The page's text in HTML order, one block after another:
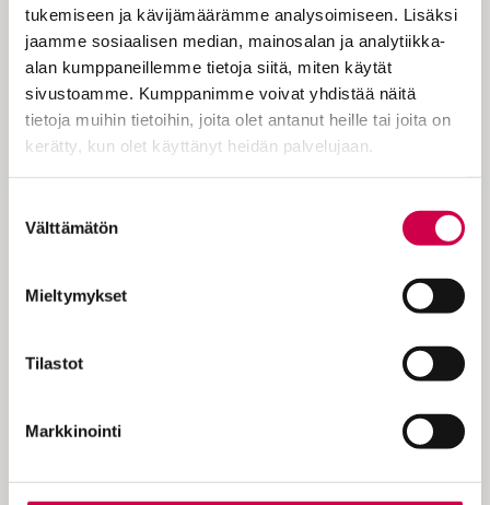
tukemiseen ja kävijämäärämme analysoimiseen. Lisäksi
jaamme sosiaalisen median, mainosalan ja analytiikka-
alan kumppaneillemme tietoja siitä, miten käytät
sivustoamme. Kumppanimme voivat yhdistää näitä
tietoja muihin tietoihin, joita olet antanut heille tai joita on
kerätty, kun olet käyttänyt heidän palvelujaan.
valinta
Välttämätön
Mieltymykset
Tilastot
Markkinointi
moniavioisuutta siksi, että vaikka
kaikenkarvaiset syntisäkit ovatkin
tervetulleita Sanan (ei tämä suomalaisten
suosima lehti) kuuloon, niin mitä siitäkin
nyt tulisi, jos samoin tein siunattaisiin
kaikki elämäntyylitkin. Pastoreille…
KOKEILE KUUKAUSI
1 € / 1 kk. Se on helppoa ja
tilauksen milloin hyvänsä.